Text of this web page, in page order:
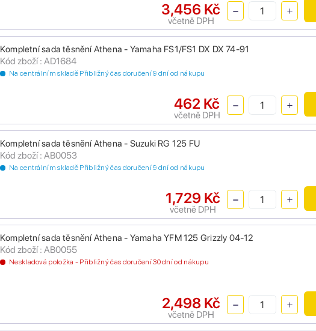
3,456 Kč
včetně DPH
Kompletní sada těsnění Athena - Yamaha FS1/FS1 DX DX 74-91
Kód zboží : AD1684
Na centrálním skladě Přibližný čas doručení 9 dní od nákupu
462 Kč
včetně DPH
Kompletní sada těsnění Athena - Suzuki RG 125 FU
Kód zboží : AB0053
Na centrálním skladě Přibližný čas doručení 9 dní od nákupu
1,729 Kč
včetně DPH
Kompletní sada těsnění Athena - Yamaha YFM 125 Grizzly 04-12
Kód zboží : AB0055
Neskladová položka - Přibližný čas doručení 30 dní od nákupu
2,498 Kč
včetně DPH